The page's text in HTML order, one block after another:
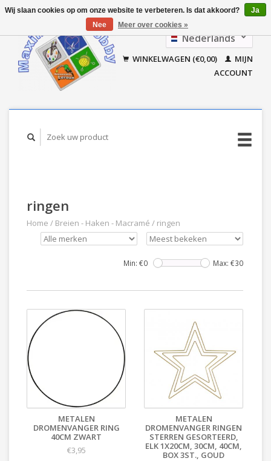
Nederlands
Français
WINKELWAGEN (€0,00)
MIJN
ACCOUNT
ringen
Home / Breien - Haken - Macramé / ringen
Min: €0 Max: €30
METALEN
DROMENVANGER RING
40CM ZWART
€3,95
METALEN
DROMENVANGER RINGEN
STERREN GESORTEERD,
ELK 1X20CM, 30CM, 40CM,
BOX 3ST., GOUD
Wij slaan cookies op om onze website te verbeteren. Is dat akkoord?
Ja
Nee
Meer over cookies »